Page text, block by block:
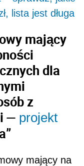
lista jest długa
mający
dla
z
— projekt
mający na